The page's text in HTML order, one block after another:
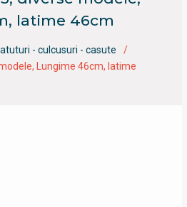
latime 46cm
- culcusuri - casute
Lungime 46cm, latime